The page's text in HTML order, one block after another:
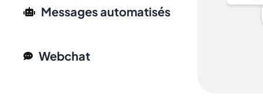
Messages automatisés
Webchat